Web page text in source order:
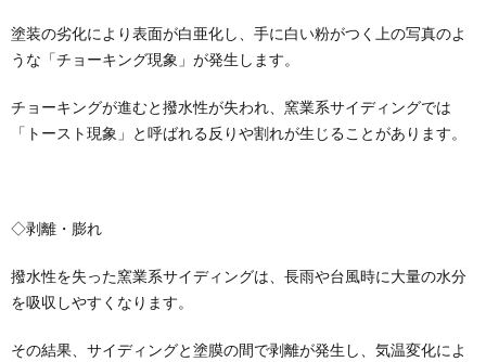
塗装の劣化により表面が白亜化し、手に白い粉がつく上の写真のよ
うな「チョーキング現象」が発生します。
チョーキングが進むと撥水性が失われ、窯業系サイディングでは
「トースト現象」と呼ばれる反りや割れが生じることがあります。
◇剥離・膨れ
撥水性を失った窯業系サイディングは、長雨や台風時に大量の水分
を吸収しやすくなります。
その結果、サイディングと塗膜の間で剥離が発生し、気温変化によ